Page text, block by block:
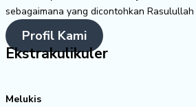
sebagaimana yang dicontohkan
Profil Kami
Ekstrakulikuler
Melukis